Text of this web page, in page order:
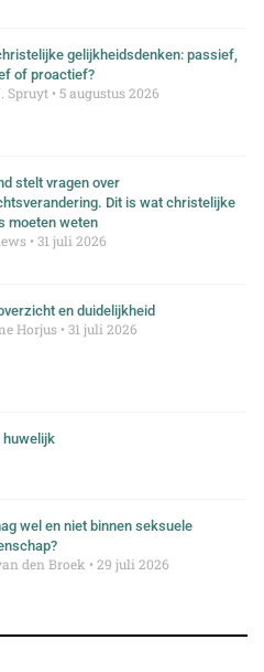
gelijkheidsdenken: passief,
of proactief?
Spruyt 5 augustus 2026
stelt vragen over
Dit is wat christelijke
moeten weten
31 juli 2026
en duidelijkheid
Horjus 31 juli 2026
huwelijk
wel en niet binnen seksuele
den Broek 29 juli 2026